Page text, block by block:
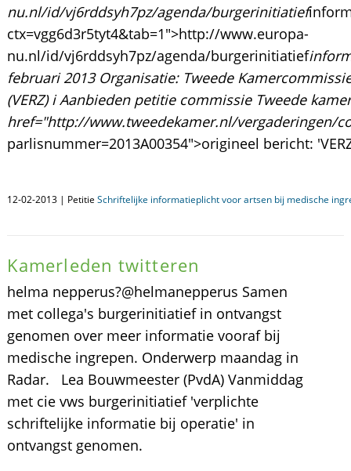
nu.nl/id/vj6rddsyh7pz/agenda/burgerinitiatief
ctx=vgg6d3r5tyt4&tab=1">http://www.europa-
nu.nl/id/vj6rddsyh7pz/agenda/burgerinitiatief
februari 2013 Organisatie: Tweede
(VERZ) i Aanbieden petitie commissie Tweede
href="http://www.tweedekamer.nl/vergaderingen/
parlisnummer=2013A00354">origineel bericht:
12-02-2013 | Petitie Schriftelijke informatieplicht voor artsen bij medische
Kamerleden twitteren
helma nepperus?@helmanepperus Samen
met collega's burgerinitiatief in ontvangst
genomen over meer informatie vooraf bij
medische ingrepen. Onderwerp maandag in
Radar. Lea Bouwmeester (PvdA) Vanmiddag
met cie vws burgerinitiatief 'verplichte
schriftelijke informatie bij operatie' in
ontvangst genomen.